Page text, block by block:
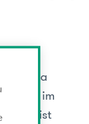
Thema
im
Hier ist